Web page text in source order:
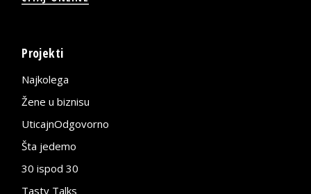
Projekti
Najkolega
Žene u biznisu
UticajnOdgovorno
Šta jedemo
30 ispod 30
Tasty Talks